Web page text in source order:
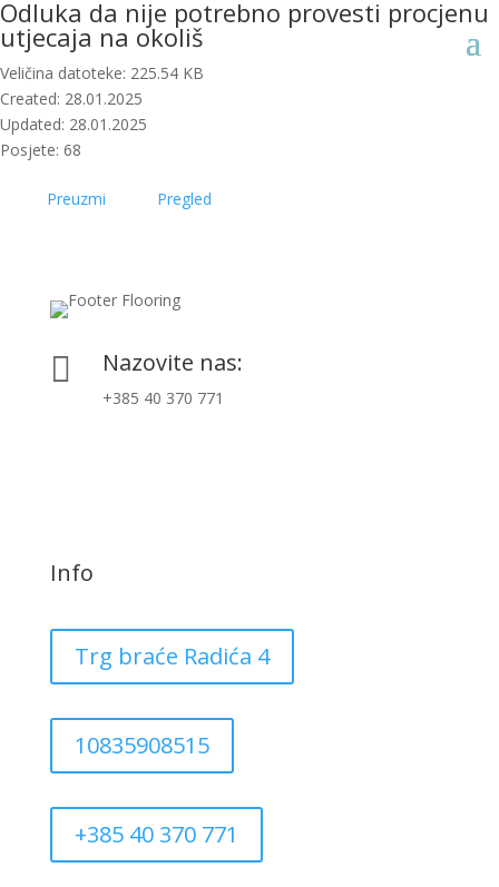
Odluka da nije potrebno provesti procjenu
utjecaja na okoliš
Veličina datoteke: 225.54 KB
Created: 28.01.2025
Updated: 28.01.2025
Posjete: 68
Preuzmi Pregled
 Nazovite nas:
+385 40 370 771
Info
Trg braće Radića 4
10835908515
+385 40 370 771